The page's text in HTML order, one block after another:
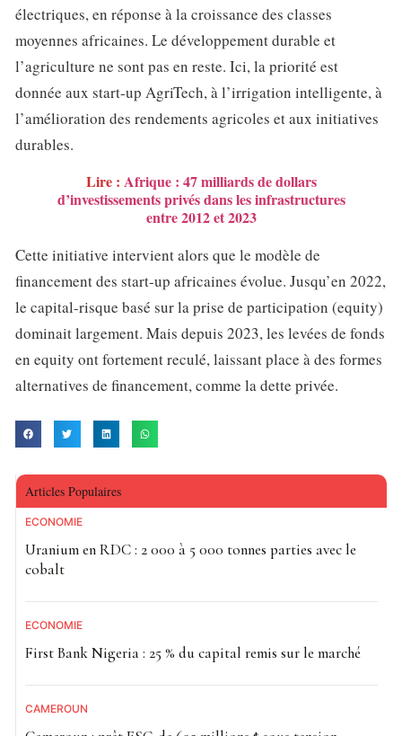
électriques, en réponse à la croissance des classes
moyennes africaines. Le développement durable et
l’agriculture ne sont pas en reste. Ici, la priorité est
donnée aux start-up AgriTech, à l’irrigation intelligente, à
l’amélioration des rendements agricoles et aux initiatives
durables.
Lire : Afrique : 47 milliards de dollars
d’investissements privés dans les infrastructures
entre 2012 et 2023
Cette initiative intervient alors que le modèle de
financement des start-up africaines évolue. Jusqu’en 2022,
le capital-risque basé sur la prise de participation (equity)
dominait largement. Mais depuis 2023, les levées de fonds
en equity ont fortement reculé, laissant place à des formes
alternatives de financement, comme la dette privée.
Articles Populaires
ECONOMIE
Uranium en RDC : 2 000 à 5 000 tonnes parties avec le
cobalt
ECONOMIE
First Bank Nigeria : 25 % du capital remis sur le marché
CAMEROUN